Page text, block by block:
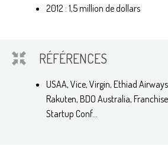
2012 : 1,5 million de dollars
RÉFÉRENCES
USAA, Vice, Virgin, Ethiad
Rakuten, BDO Australia,
Startup Conf...